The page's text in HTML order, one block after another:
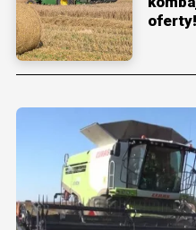
oferty!